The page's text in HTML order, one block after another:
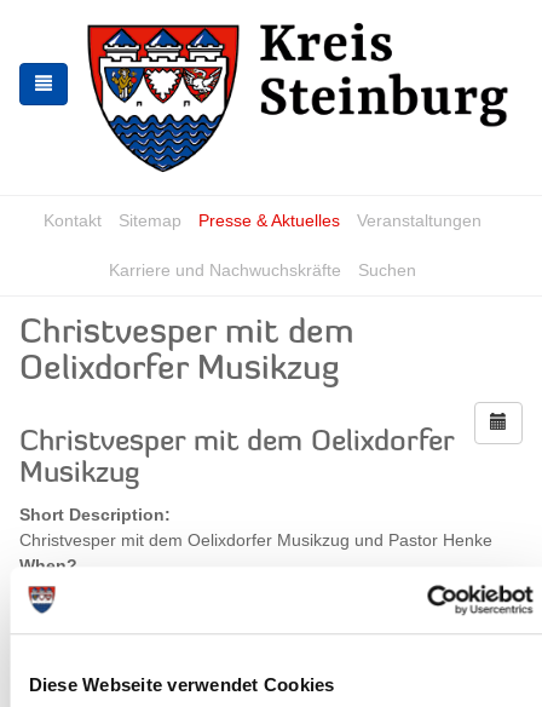
Diese Webseite verwendet Cookies
springen
springen
Kontakt Sitemap Presse & Aktuelles Veranstaltungen
Karriere und Nachwuchskräfte Suchen
Christvesper mit dem
Oelixdorfer Musikzug
Christvesper mit dem Oelixdorfer
Musikzug
Short Description:
Christvesper mit dem Oelixdorfer Musikzug und Pastor Henke
When?
Wednesday, 24.12.2025
Time:
Ev.-Luth. Kirchengemeinde St. Martin Oelixdorf-Itzehoe,